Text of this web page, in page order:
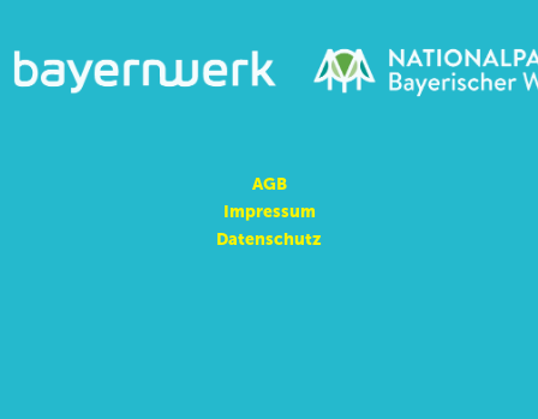
AGB
Impressum
Datenschutz